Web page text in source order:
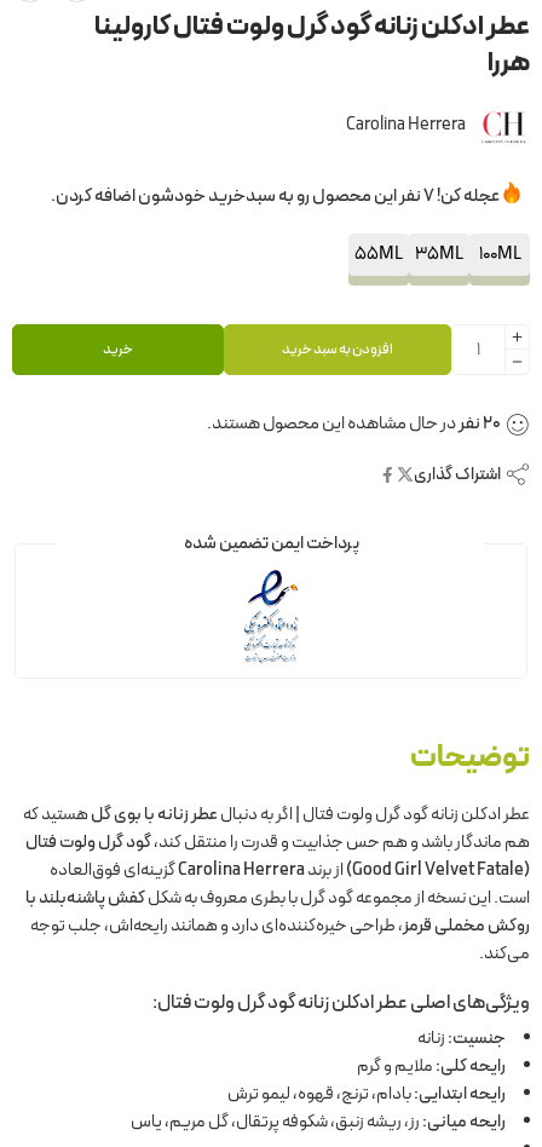
عطر ادکلن زنانه گود گرل ولوت فتال کارولینا
هررا
Carolina Herrera
عجله کن! 7 نفر این محصول رو به سبدخرید خودشون اضافه کردن.
100ML
35ML
55ML
افزودن به سبد خرید خرید
20نفردر حال مشاهده این محصول هستند.
اشتراک گذاری
پرداخت ایمن تضمین شده
توضیحات
عطر ادکلن زنانه گود گرل ولوت فتال | اگر به دنبالعطر زنانه با بوی گلهستید که
هم ماندگار باشد و هم حس جذابیت و قدرت را منتقل کند،گود گرل ولوت فتال
(Good Girl Velvet Fatale)
از برندCarolina Herreraگزینه‌ای فوق‌العاده
است. این نسخه از مجموعه گود گرل با بطری معروف به شکلکفش پاشنه‌بلند با
روکش مخملی قرمز، طراحی خیره‌کننده‌ای دارد و همانند رایحه‌اش، جلب توجه
می‌کند.
ویژگی‌های اصلی عطر ادکلن زنانه گود گرل ولوت فتال:
جنسیت:زنانه
رایحه کلی:ملایم و گرم
رایحه ابتدایی:بادام، ترنج، قهوه، لیمو ترش
رایحه میانی:رز، ریشه زنبق، شکوفه پرتقال، گل مریم، یاس